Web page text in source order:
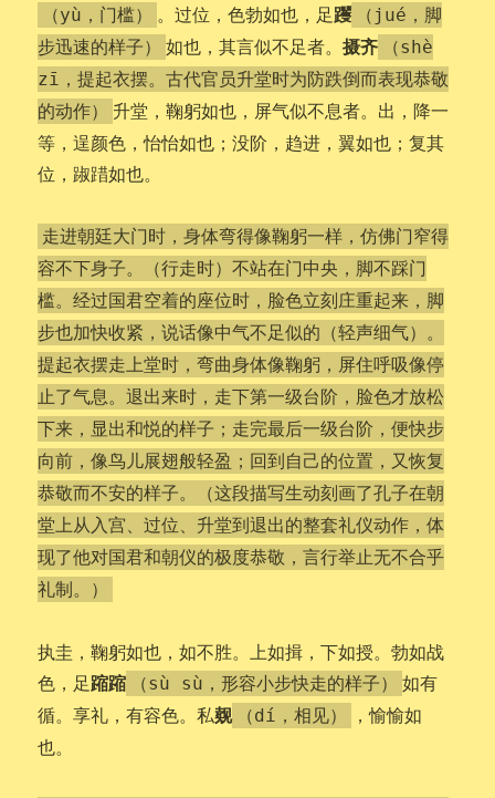
（yù，门槛） 。过位，色勃如也，足躩
（jué，脚
步迅速的样子）
如也，其言似不足者。摄齐
（shè
zī，提起衣摆。古代官员升堂时为防跌倒而表现恭敬
的动作）
升堂，鞠躬如也，屏气似不息者。出，降一
等，逞颜色，怡怡如也；没阶，趋进，翼如也；复其
位，踧踖如也。
走进朝廷大门时，身体弯得像鞠躬一样，仿佛门窄得
容不下身子。（行走时）不站在门中央，脚不踩门
槛。经过国君空着的座位时，脸色立刻庄重起来，脚
步也加快收紧，说话像中气不足似的（轻声细气）。
提起衣摆走上堂时，弯曲身体像鞠躬，屏住呼吸像停
止了气息。退出来时，走下第一级台阶，脸色才放松
下来，显出和悦的样子；走完最后一级台阶，便快步
向前，像鸟儿展翅般轻盈；回到自己的位置，又恢复
恭敬而不安的样子。（这段描写生动刻画了孔子在朝
堂上从入宫、过位、升堂到退出的整套礼仪动作，体
现了他对国君和朝仪的极度恭敬，言行举止无不合乎
礼制。）
执圭，鞠躬如也，如不胜。上如揖，下如授。勃如战
色，足蹜蹜 （sù sù，形容小步快走的样子）
如有
循。享礼，有容色。私觌 （dí，相见）
，愉愉如
也。